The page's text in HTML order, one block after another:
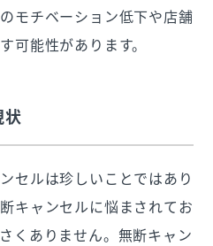
モチベーション低下や店舗
可能性があります。
状
セルは珍しいことではあり
キャンセルに悩まされてお
くありません。無断キャン